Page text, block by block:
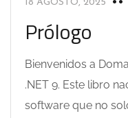
18 AGOSTO, 2025
Prólogo
Bienvenidos a
.NET 9. Este libro
software que no